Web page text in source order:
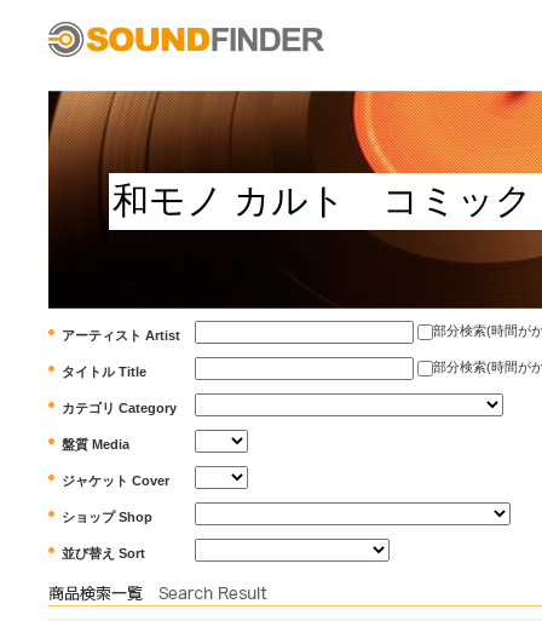
アーティスト Artist 部分検索(時間が
タイトル Title 部分検索(時間が
カテゴリ Category
盤質 Media
ジャケット Cover
ショップ Shop
並び替え Sort